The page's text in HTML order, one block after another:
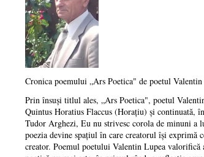
Cronica poemului „Ars Poetica" de poetul
Prin însuși titlul ales, „Ars Poetica", poetul
Quintus Horatius Flaccus (Horațiu) și continuată,
Tudor Arghezi, Eu nu strivesc corola de minuni a
poezia devine spațiul în care creatorul își exprimă
creator. Poemul poetului Valentin Lupea